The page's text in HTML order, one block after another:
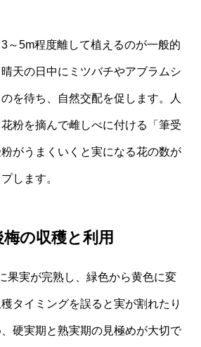
～5m程度離して植えるのが一般的
天の日中にミツバチやアブラムシ
を待ち、自然交配を促します。人
粉を摘んで雌しべに付ける「筆受
がうまくいくと実になる花の数が
します。
梅の収穫と利用
果実が完熟し、緑色から黄色に変
タイミングを誤ると実が割れたり
硬実期と熟実期の見極めが大切で